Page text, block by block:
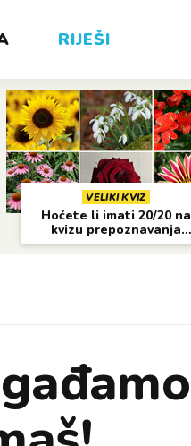
RIJEŠI
VELIKI KVIZ
Hoćete li imati 20/20 na
kvizu prepoznavanja
cvijeća?